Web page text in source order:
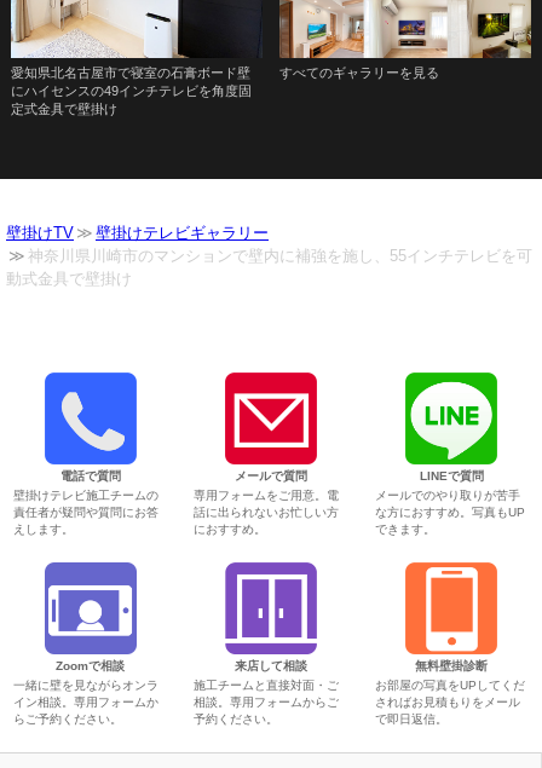
愛知県北名古屋市で寝室の石膏ボード壁
にハイセンスの49インチテレビを角度固
定式金具で壁掛け
すべてのギャラリーを見る
壁掛けTV
壁掛けテレビギャラリー
神奈川県川崎市のマンションで壁内に補強を施し、55インチテレビを可
動式金具で壁掛け
電話で質問
壁掛けテレビ施工チームの
責任者が疑問や質問にお答
えします。
メールで質問
専用フォームをご用意。電
話に出られないお忙しい方
におすすめ。
LINEで質問
メールでのやり取りが苦手
な方におすすめ。写真もUP
できます。
Zoomで相談
一緒に壁を見ながらオンラ
イン相談。専用フォームか
らご予約ください。
来店して相談
施工チームと直接対面・ご
相談。専用フォームからご
予約ください。
無料壁掛診断
お部屋の写真をUPしてくだ
さればお見積もりをメール
で即日返信。